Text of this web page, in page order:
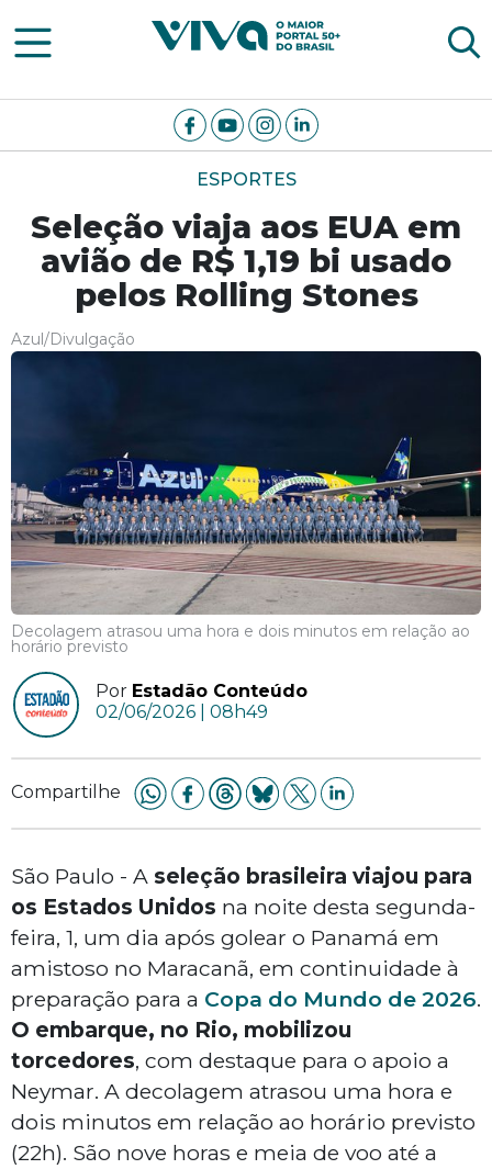
Viva Notícias
ESPORTES
Seleção viaja aos EUA em
avião de R$ 1,19 bi usado
pelos Rolling Stones
Azul/Divulgação
Decolagem atrasou uma hora e dois minutos em relação ao
horário previsto
Por Estadão Conteúdo
02/06/2026 | 08h49
Compartilhe
São Paulo - A seleção brasileira viajou para
os Estados Unidos na noite desta segunda-
feira, 1, um dia após golear o Panamá em
amistoso no Maracanã, em continuidade à
preparação para a Copa do Mundo de 2026.
O embarque, no Rio, mobilizou
torcedores, com destaque para o apoio a
Neymar. A decolagem atrasou uma hora e
dois minutos em relação ao horário previsto
(22h). São nove horas e meia de voo até a